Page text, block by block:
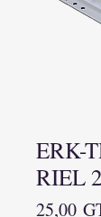
ERK-
RIEL
25,00